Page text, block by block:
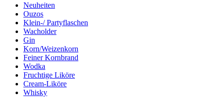
Neuheiten
Ouzos
Klein-/ Partyflaschen
Wacholder
Gin
Korn/Weizenkorn
Feiner Kornbrand
Wodka
Fruchtige Liköre
Cream-Liköre
Whisky